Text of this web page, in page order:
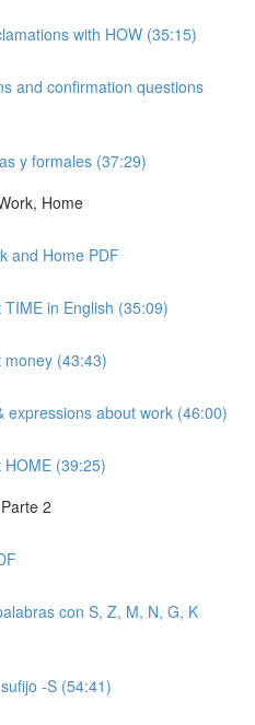
with HOW (35:15)
and confirmation questions
y formales (37:29)
Home
and Home PDF
in English (35:09)
(43:43)
expressions about work (46:00)
(39:25)
2
con S, Z, M, N, G, K
-S (54:41)